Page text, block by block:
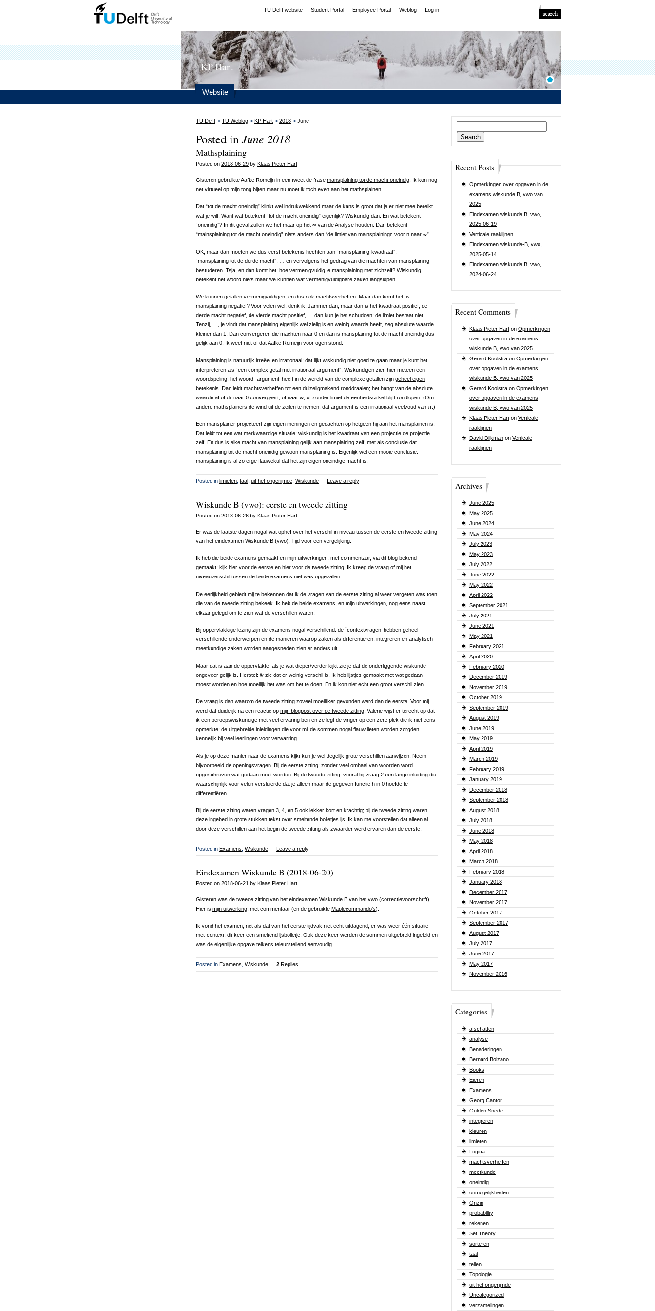
TU Delft website Student Portal Employee Portal Weblog Log in
KP Hart
Website
for:
Recent Posts
Opmerkingen over opgaven in de
examens wiskunde B, vwo van
2025
Eindexamen wiskunde B, vwo,
2025-06-19
Verticale raaklijnen
Eindexamen wiskunde-B, vwo,
2025-05-14
Eindexamen wiskunde B, vwo,
2024-06-24
Recent Comments
Klaas Pieter Hart on Opmerkingen
over opgaven in de examens
wiskunde B, vwo van 2025
Gerard Koolstra on Opmerkingen
over opgaven in de examens
wiskunde B, vwo van 2025
Gerard Koolstra on Opmerkingen
over opgaven in de examens
wiskunde B, vwo van 2025
Klaas Pieter Hart on Verticale
raaklijnen
David Dijkman on Verticale
raaklijnen
Archives
June 2025
May 2025
June 2024
May 2024
July 2023
May 2023
July 2022
June 2022
May 2022
April 2022
September 2021
July 2021
June 2021
May 2021
February 2021
April 2020
February 2020
December 2019
November 2019
October 2019
September 2019
August 2019
June 2019
May 2019
April 2019
March 2019
February 2019
January 2019
December 2018
September 2018
August 2018
July 2018
June 2018
May 2018
April 2018
March 2018
February 2018
January 2018
December 2017
November 2017
October 2017
September 2017
August 2017
July 2017
June 2017
May 2017
November 2016
Categories
afschatten
analyse
Benaderingen
Bernard Bolzano
Books
Eieren
Examens
Georg Cantor
Gulden Snede
integreren
kleuren
limieten
Logica
machtsverheffen
meetkunde
oneindig
onmogelijkheden
Onzin
probability
rekenen
Set Theory
sorteren
taal
tellen
Topologie
uit het ongerijmde
Uncategorized
verzamelingen
TU Delft > TU Weblog > KP Hart > 2018 > June
Posted inJune 2018
Mathsplaining
Posted on 2018-06-29 by Klaas Pieter Hart
Gisteren gebruikte Aafke Romeijn in een tweet de frase mansplaining tot de macht oneindig . Ik kon nog
net virtueel op mijn tong bijten maar nu moet ik toch even aan het mathsplainen.
Dat “tot de macht oneindig” klinkt wel indrukwekkend maar de kans is groot dat je er niet mee bereikt
wat je wilt. Want wat betekent “tot de macht oneindig” eigenlijk? Wiskundig dan. En wat betekent
“oneindig”? In dit geval zullen we het maar op het ∞ van de Analyse houden. Dan betekent
“mainsplaining tot de macht oneindig” niets anders dan “de limiet van mainsplainingn voor n naar ∞”.
OK, maar dan moeten we dus eerst betekenis hechten aan “mansplaining-kwadraat”,
“mansplaining tot de derde macht”, … en vervolgens het gedrag van die machten van mansplaining
bestuderen. Tsja, en dan komt het: hoe vermenigvuldig je mansplaining met zichzelf? Wiskundig
betekent het woord niets maar we kunnen wat vermenigvuldigbare zaken langslopen.
We kunnen getallen vermenigvuldigen, en dus ook machtsverheffen. Maar dan komt het: is
mansplaining negatief? Voor velen wel, denk ik. Jammer dan, maar dan is het kwadraat positief, de
derde macht negatief, de vierde macht positief, … dan kun je het schudden: de limiet bestaat niet.
Tenzij, …, je vindt dat mansplaining eigenlijk wel zielig is en weinig waarde heeft, zeg absolute waarde
kleiner dan 1. Dan convergeren die machten naar 0 en dan is mansplaining tot de macht oneindig dus
gelijk aan 0. Ik weet niet of dat Aafke Romeijn voor ogen stond.
Mansplaining is natuurlijk irreëel en irrationaal; dat lijkt wiskundig niet goed te gaan maar je kunt het
interpreteren als “een complex getal met irrationaal argument”. Wiskundigen zien hier meteen een
woordspeling: het woord `argument’ heeft in de wereld van de complexe getallen zijn geheel eigen
betekenis . Dan leidt machtsverheffen tot een duizeligmakend ronddraaien; het hangt van de absolute
waarde af of dit naar 0 convergeert, of naar ∞, of zonder limiet de eenheidscirkel blijft rondlopen. (Om
andere mathsplainers de wind uit de zeilen te nemen: dat argument is een irrationaal veelvoud van π.)
Een mansplainer projecteert zijn eigen meningen en gedachten op hetgeen hij aan het mansplainen is.
Dat leidt tot een wat merkwaardige situatie: wiskundig is het kwadraat van een projectie de projectie
zelf. En dus is elke macht van mansplaining gelijk aan mansplaining zelf, met als conclusie dat
mansplaining tot de macht oneindig gewoon mansplaining is. Eigenlijk wel een mooie conclusie:
mansplaining is al zo erge flauwekul dat het zijn eigen oneindige macht is.
Posted in limieten taal uit het ongerijmde Wiskunde Leave a reply
Wiskunde B (vwo): eerste en tweede zitting
Posted on 2018-06-26 by Klaas Pieter Hart
Er was de laatste dagen nogal wat ophef over het verschil in niveau tussen de eerste en tweede zitting
van het eindexamen Wiskunde B (vwo). Tijd voor een vergelijking.
Ik heb die beide examens gemaakt en mijn uitwerkingen, met commentaar, via dit blog bekend
gemaakt: kijk hier voor de eerste en hier voor de tweede zitting. Ik kreeg de vraag of mij het
niveauverschil tussen de beide examens niet was opgevallen.
De eerlijkheid gebiedt mij te bekennen dat ik de vragen van de eerste zitting al weer vergeten was toen
die van de tweede zitting bekeek. Ik heb de beide examens, en mijn uitwerkingen, nog eens naast
elkaar gelegd om te zien wat de verschillen waren.
Bij oppervlakkige lezing zijn de examens nogal verschillend: de `contextvragen’ hebben geheel
verschillende onderwerpen en de manieren waarop zaken als differentiëren, integreren en analytisch
meetkundige zaken worden aangesneden zien er anders uit.
Maar dat is aan de oppervlakte; als je wat dieper/verder kijkt zie je dat de onderliggende wiskunde
ongeveer gelijk is. Herstel: ik zie dat er weinig verschil is. Ik heb lijstjes gemaakt met wat gedaan
moest worden en hoe moeilijk het was om het te doen. En ik kon niet echt een groot verschil zien.
De vraag is dan waarom de tweede zitting zoveel moeilijker gevonden werd dan de eerste. Voor mij
werd dat duidelijk na een reactie op mijn blogpost over de tweede zitting: Valerie wijst er terecht op dat
ik een beroepswiskundige met veel ervaring ben en ze legt de vinger op een zere plek die ik niet eens
opmerkte: de uitgebreide inleidingen die voor mij de sommen nogal flauw lieten worden zorgden
kennelijk bij veel leerlingen voor verwarring.
Als je op deze manier naar de examens kijkt kun je wel degelijk grote verschillen aanwijzen. Neem
bijvoorbeeld de openingsvragen. Bij de eerste zitting: zonder veel omhaal van woorden word
opgeschreven wat gedaan moet worden. Bij de tweede zitting: vooral bij vraag 2 een lange inleiding die
waarschijnlijk voor velen versluierde dat je alleen maar de gegeven functie h in 0 hoefde te
differentiëren.
Bij de eerste zitting waren vragen 3, 4, en 5 ook lekker kort en krachtig; bij de tweede zitting waren
deze ingebed in grote stukken tekst over smeltende bolletjes ijs. Ik kan me voorstellen dat alleen al
door deze verschillen aan het begin de tweede zitting als zwaarder werd ervaren dan de eerste.
Posted in Examens Wiskunde Leave a reply
Eindexamen Wiskunde B (2018-06-20)
Posted on 2018-06-21 by Klaas Pieter Hart
Gisteren was de tweede zitting van het eindexamen Wiskunde B van het vwo (correctievoorschrift).
Hier is mijn uitwerking , met commentaar (en de gebruikte Maplecommando’s).
Ik vond het examen, net als dat van het eerste tijdvak niet echt uitdagend; er was weer één situatie-
met-context, dit keer een smeltend ijsbolletje. Ook deze keer werden de sommen uitgebreid ingeleid en
was de eigenlijke opgave telkens teleurstellend eenvoudig.
Posted in Examens Wiskunde 2 Replies